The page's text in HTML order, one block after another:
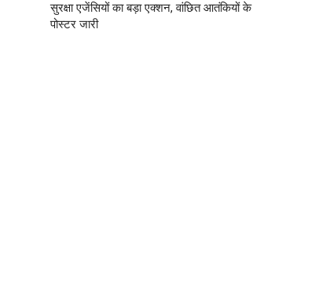
सुरक्षा एजेंसियों का बड़ा एक्शन, वांछित आतंकियों के
पोस्टर जारी